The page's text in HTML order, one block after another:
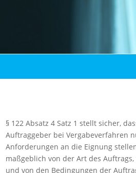
§ 122 Absatz 4 Satz 1 stellt sicher,
Auftraggeber bei Vergabeverfahren
Anforderungen an die Eignung
maßgeblich von der Art des
und von den Bedingungen der